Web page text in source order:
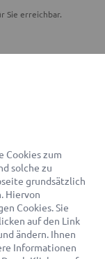
Sie erreichbar.
Rechtsanwalt finden
Cookies zum
solche zu
grundsätzlich
Hiervon
Cookies. Sie
auf den Link
ändern. Ihnen
Informationen